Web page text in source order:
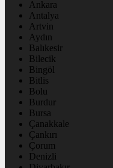
Ankara
Antalya
Artvin
Aydın
Balıkesir
Bilecik
Bingöl
Bitlis
Bolu
Burdur
Bursa
Çanakkale
Çankırı
Çorum
Denizli